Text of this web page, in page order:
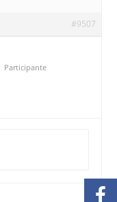
#9507
Participante